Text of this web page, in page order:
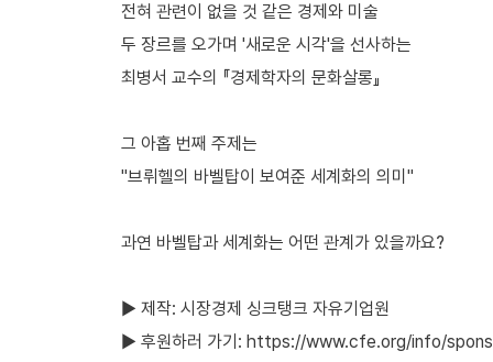
전혀 관련이 없을 것 같은 경제와 미술
두 장르를 오가며 '새로운 시각'을 선사하는
최병서 교수의 『경제학자의 문화살롱』
그 아홉 번째 주제는
"브뤼헬의 바벨탑이 보여준 세계화의 의미"
과연 바벨탑과 세계화는 어떤 관계가 있을까요?
▶ 제작: 시장경제 싱크탱크 자유기업원
▶ 후원하러 가기: https://www.cfe.org/info/